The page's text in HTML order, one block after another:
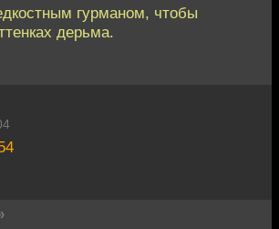
гурманом, чтобы
дерьма.